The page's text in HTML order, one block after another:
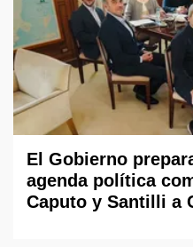
El Gobierno
agenda política
Caputo y Santilli a